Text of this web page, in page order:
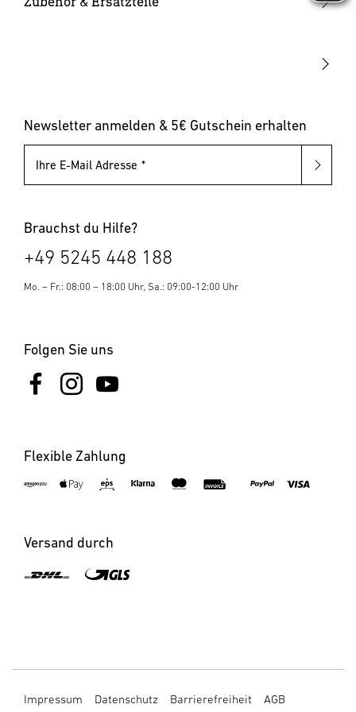
Pollerleuchten
Newsletter anmelden & 5€ Gutschein erhalten
Ihre E-Mail Adresse
Brauchst du Hilfe?
+49 5245 448 188
Mo. – Fr.: 08:00 – 18:00 Uhr, Sa.: 09:00-12:00 Uhr
Folgen Sie uns
Flexible Zahlung
Versand durch
Impressum Datenschutz Barrierefreiheit AGB